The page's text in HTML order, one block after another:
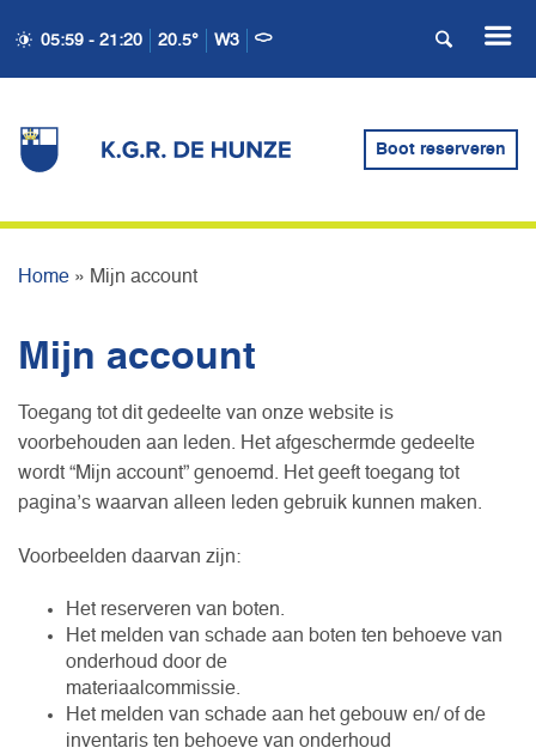
05:59 - 21:20 20.5° W3
Boot reserveren
Home » Mijn account
Mijn account
Toegang tot dit gedeelte van onze website is
voorbehouden aan leden. Het afgeschermde gedeelte
wordt “Mijn account” genoemd. Het geeft toegang tot
pagina’s waarvan alleen leden gebruik kunnen maken.
Voorbeelden daarvan zijn:
Het reserveren van boten.
Het melden van schade aan boten ten behoeve van
onderhoud door de
materiaalcommissie.
Het melden van schade aan het gebouw en/ of de
inventaris ten behoeve van onderhoud